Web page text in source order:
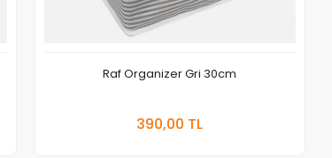
Raf Organizer Gri 30cm
390,00 TL